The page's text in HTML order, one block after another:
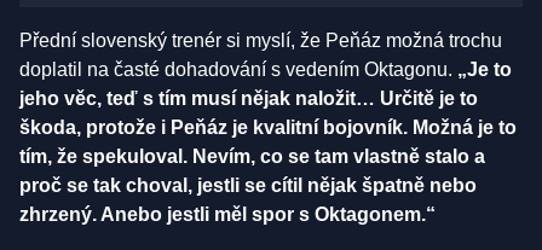
Přední slovenský trenér si myslí, že Peňáz možná trochu
doplatil na časté dohadování s vedením Oktagonu. „Je to
jeho věc, teď s tím musí nějak naložit… Určitě je to
škoda, protože i Peňáz je kvalitní bojovník. Možná je to
tím, že spekuloval. Nevím, co se tam vlastně stalo a
proč se tak choval, jestli se cítil nějak špatně nebo
zhrzený. Anebo jestli měl spor s Oktagonem.“